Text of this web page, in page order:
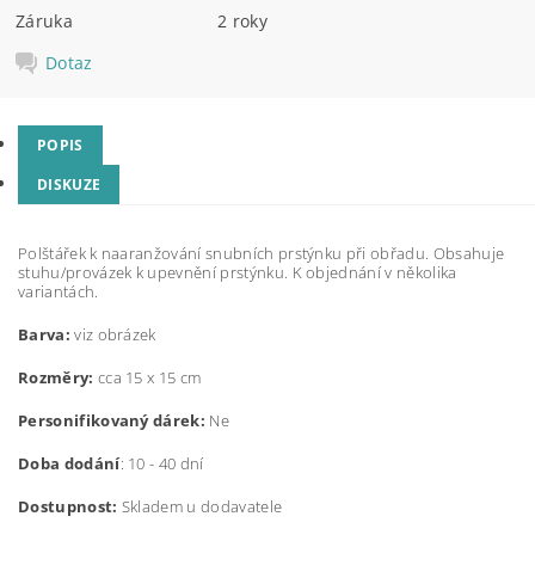
Záruka
2 roky
Dotaz
POPIS
DISKUZE
Polštářek k naaranžování snubních prstýnku při obřadu. Obsahuje
stuhu/provázek k upevnění prstýnku. K objednání v několika
variantách.
Barva: viz obrázek
Rozměry: cca 15 x 15 cm
Personifikovaný dárek: Ne
Doba dodání: 10 - 40 dní
Dostupnost: Skladem u dodavatele